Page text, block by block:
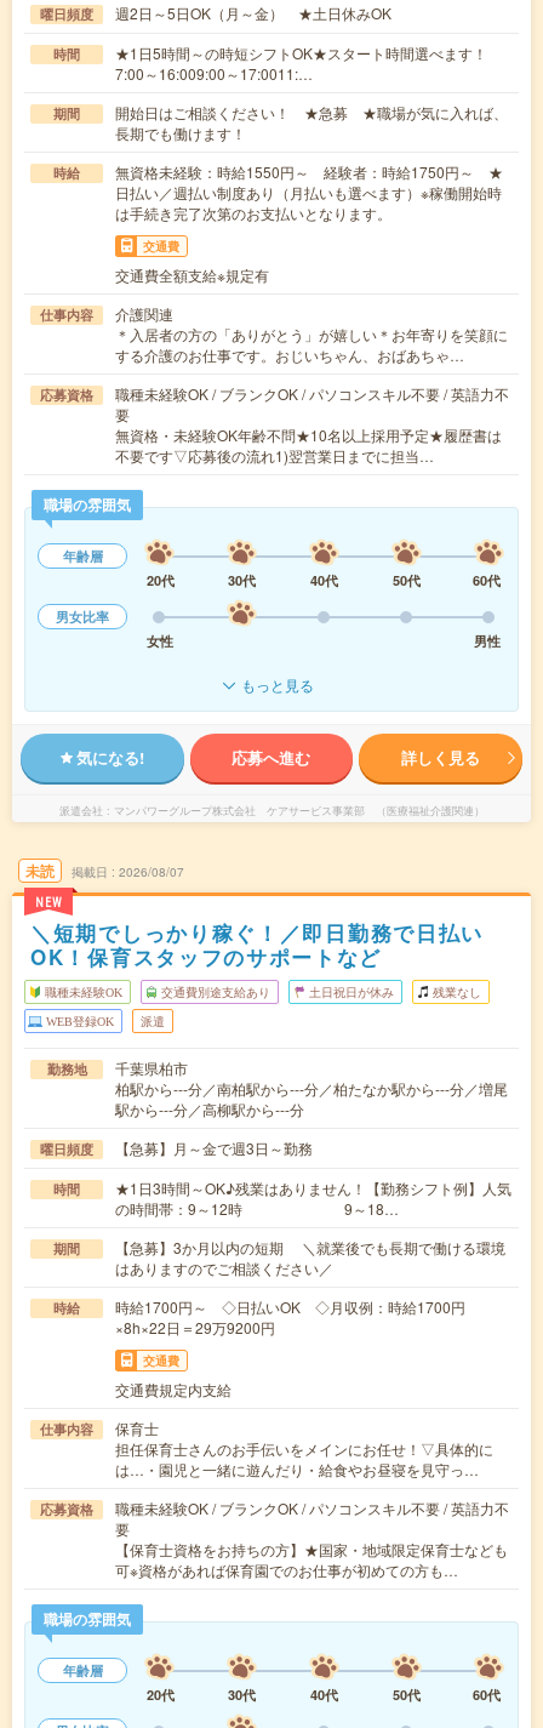
曜日頻度 週2日～5日OK（月～金） ★土日休みOK
時間
★1日5時間～の時短シフトOK★スタート時間選べます！
7:00～16:009:00～17:0011:…
期間
開始日はご相談ください！ ★急募 ★職場が気に入れば、
長期でも働けます！
時給
無資格未経験：時給1550円～ 経験者：時給1750円～ ★
日払い／週払い制度あり（月払いも選べます）※稼働開始時
は手続き完了次第のお支払いとなります。
交通費
交通費全額支給※規定有
仕事内容
介護関連
＊入居者の方の「ありがとう」が嬉しい＊お年寄りを笑顔に
する介護のお仕事です。おじいちゃん、おばあちゃ…
応募資格
職種未経験OK / ブランクOK / パソコンスキル不要 / 英語力不
要
無資格・未経験OK年齢不問★10名以上採用予定★履歴書は
不要です▽応募後の流れ1)翌営業日までに担当…
職場の雰囲気
年齢層
20代
30代 40代 50代
60代
男女比率
女性
男性
もっと見る
気になる! 応募へ進む 詳しく見る
派遣会社 マンパワーグループ株式会社 ケアサービス事業部 （医療福祉介護関連）
未読
NEW
掲載日 2026/08/07
＼短期でしっかり稼ぐ！／即日勤務で日払い
OK！保育スタッフのサポートなど
職種未経験OK 交通費別途支給あり 土日祝日が休み 残業なし
WEB登録OK 派遣
勤務地
千葉県柏市
柏駅から---分／南柏駅から---分／柏たなか駅から---分／増尾
駅から---分／高柳駅から---分
曜日頻度 【急募】月～金で週3日～勤務
時間
★1日3時間～OK♪残業はありません！【勤務シフト例】人気
の時間帯：9～12時 9～18…
期間
【急募】3か月以内の短期 ＼就業後でも長期で働ける環境
はありますのでご相談ください／
時給
時給1700円～ ◇日払いOK ◇月収例：時給1700円
×8h×22日＝29万9200円
交通費
交通費規定内支給
仕事内容
保育士
担任保育士さんのお手伝いをメインにお任せ！▽具体的に
は…・園児と一緒に遊んだり・給食やお昼寝を見守っ…
応募資格
職種未経験OK / ブランクOK / パソコンスキル不要 / 英語力不
要
【保育士資格をお持ちの方】★国家・地域限定保育士なども
可※資格があれば保育園でのお仕事が初めての方も…
職場の雰囲気
年齢層
20代
30代 40代 50代
60代